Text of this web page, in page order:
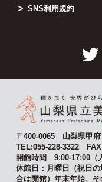
SNS利用規約
〒400-0065 山梨県甲
TEL:055-228-3322
開館時間 9:00-17:00（
休館日：月曜日（祝日
合は開館）年末年始、